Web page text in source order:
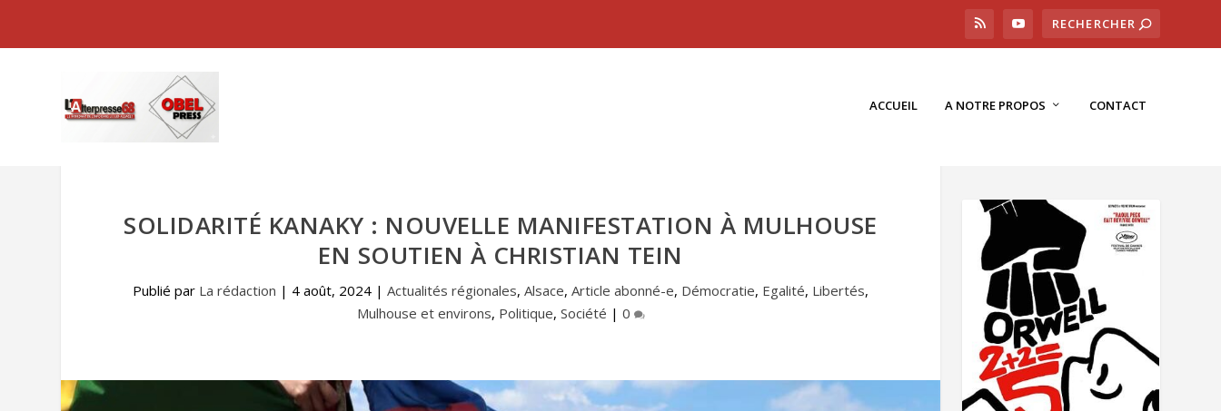
ACCUEIL A NOTRE PROPOS CONTACT
SOLIDARITÉ KANAKY : NOUVELLE MANIFESTATION À MULHOUSE
EN SOUTIEN À CHRISTIAN TEIN
Publié par La rédaction | 4 août, 2024 |Actualités régionales,Alsace,Article abonné-e, Démocratie, Egalité, Libertés,
Mulhouse et environs, Politique, Société | 0